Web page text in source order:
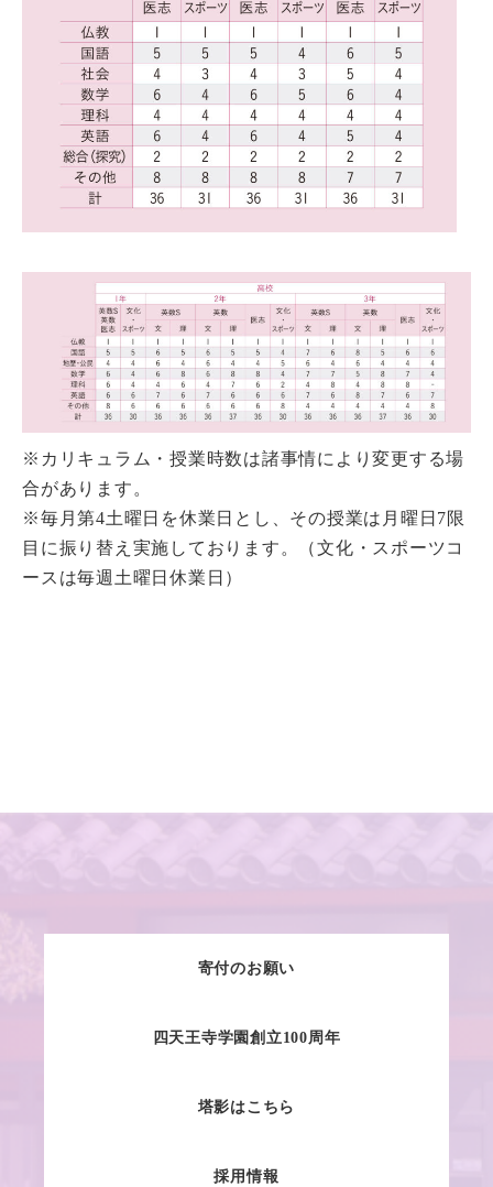
※カリキュラム・授業時数は諸事情により変更する場
合があります。
※毎月第4土曜日を休業日とし、その授業は月曜日7限
目に振り替え実施しております。（文化・スポーツコ
ースは毎週土曜日休業日）
寄付のお願い
四天王寺学園創立100周年
塔影はこちら
採用情報